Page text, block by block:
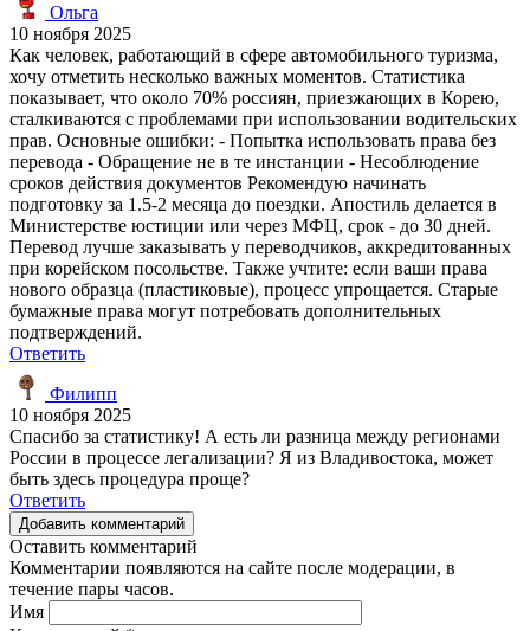
Ольга
10 ноября 2025
Как человек, работающий в сфере автомобильного туризма,
хочу отметить несколько важных моментов. Статистика
показывает, что около 70% россиян, приезжающих в Корею,
сталкиваются с проблемами при использовании водительских
прав. Основные ошибки: - Попытка использовать права без
перевода - Обращение не в те инстанции - Несоблюдение
сроков действия документов Рекомендую начинать
подготовку за 1.5-2 месяца до поездки. Апостиль делается в
Министерстве юстиции или через МФЦ, срок - до 30 дней.
Перевод лучше заказывать у переводчиков, аккредитованных
при корейском посольстве. Также учтите: если ваши права
нового образца (пластиковые), процесс упрощается. Старые
бумажные права могут потребовать дополнительных
подтверждений.
Ответить
Филипп
10 ноября 2025
Спасибо за статистику! А есть ли разница между регионами
России в процессе легализации? Я из Владивостока, может
быть здесь процедура проще?
Ответить
Добавить комментарий
Оставить комментарий
Комментарии появляются на сайте после модерации, в
течение пары часов.
Имя